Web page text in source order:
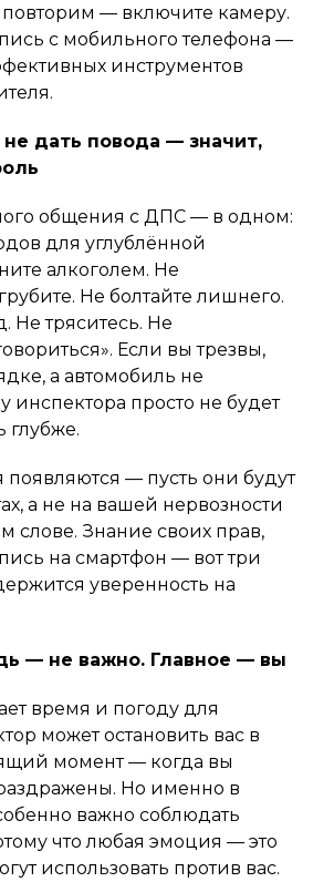
— включите камеру.
с мобильного телефона —
инструментов
не дать повода — значит,
общения с ДПС — в одном:
для углублённой
алкоголем. Не
Не болтайте лишнего.
Не тряситесь. Не
Если вы трезвы,
а автомобиль не
просто не будет
глубже.
— пусть они будут
а не на вашей нервозности
слове. Знание своих прав,
на смартфон — вот три
уверенность на
— не важно. Главное — вы
время и погоду для
может остановить вас в
момент — когда вы
Но именно в
важно соблюдать
что любая эмоция — это
использовать против вас.